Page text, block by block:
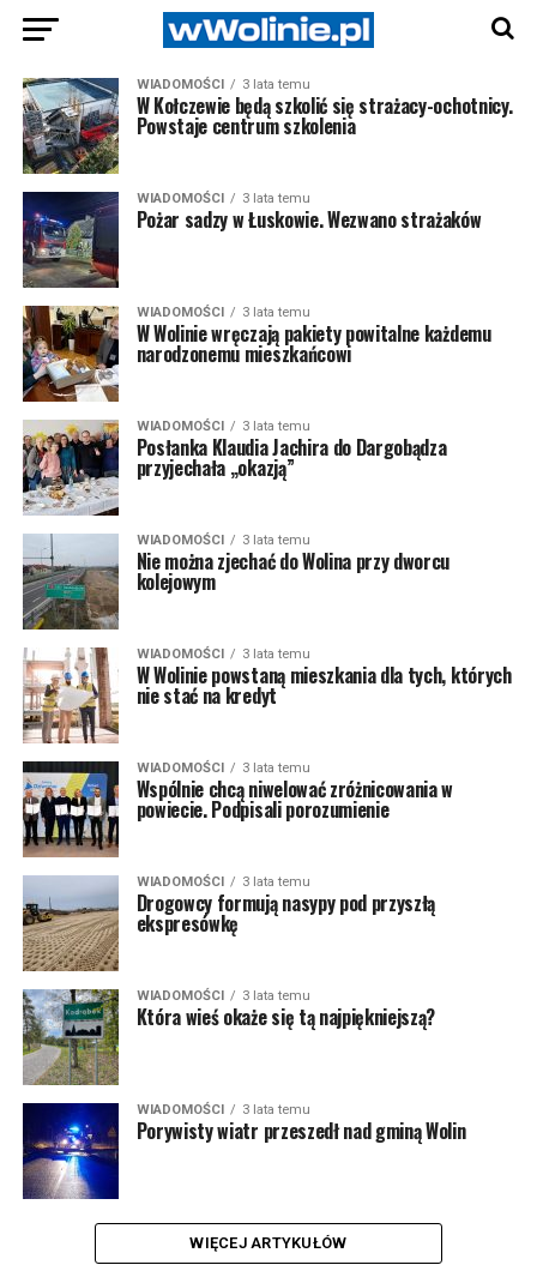
WIADOMOŚCI 3 lata temu
W Kołczewie będą szkolić się strażacy-ochotnicy.
Powstaje centrum szkolenia
WIADOMOŚCI 3 lata temu
Pożar sadzy w Łuskowie. Wezwano strażaków
WIADOMOŚCI 3 lata temu
W Wolinie wręczają pakiety powitalne każdemu
narodzonemu mieszkańcowi
WIADOMOŚCI 3 lata temu
Posłanka Klaudia Jachira do Dargobądza
przyjechała „okazją”
WIADOMOŚCI 3 lata temu
Nie można zjechać do Wolina przy dworcu
kolejowym
WIADOMOŚCI 3 lata temu
W Wolinie powstaną mieszkania dla tych, których
nie stać na kredyt
WIADOMOŚCI 3 lata temu
Wspólnie chcą niwelować zróżnicowania w
powiecie. Podpisali porozumienie
WIADOMOŚCI 3 lata temu
Drogowcy formują nasypy pod przyszłą
ekspresówkę
WIADOMOŚCI 3 lata temu
Która wieś okaże się tą najpiękniejszą?
WIADOMOŚCI 3 lata temu
Porywisty wiatr przeszedł nad gminą Wolin
WIĘCEJ ARTYKUŁÓW